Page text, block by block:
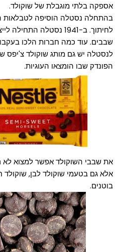
אספקה בלתי מוגבלת של שוקולד.
בהתחלה נסטלה הוסיפה לטבלאות
לחיתוך. ב-1941 נסטלה
שבבים. עוד כמה חברות הלכו
לנסטלה יש גם מותג שוקולד צ'יפס
הפונדק שבו הומצאו העוגיות.
את שבבי השוקולד אפשר למצוא
אלא גם בטעמי שוקולד לבן,
בוטנים.